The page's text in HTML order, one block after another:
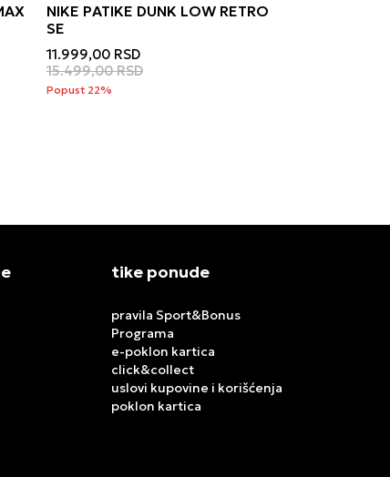
NIKE PATIKE DUNK LOW RETRO
SE
11.999,00 RSD
15.499,00 RSD
Popust 22%
tike ponude
pravila Sport&Bonus
Programa
e-poklon kartica
click&collect
uslovi kupovine i korišćenja
poklon kartica